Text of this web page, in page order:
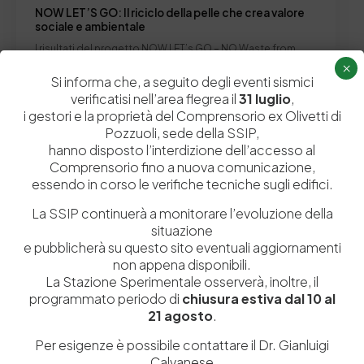
NOW LET’S GO: Il riciclo della pelle che crea valore
sociale e ambientale
I risultati del progetto NOW LET’s GO – NO Waste from
Admin_dev2 0 0
In Evidenza News notizia per Laboratori e servizi
Si informa che, a seguito degli eventi sismici
verificatisi nell’area flegrea il31 luglio,
i gestori e la proprietà del Comprensorio ex Olivetti di
Pozzuoli, sede della SSIP,
hanno disposto l’interdizione dell’accesso al
Comprensorio fino a nuova comunicazione,
essendo in corso le verifiche tecniche sugli edifici.
La SSIP continuerà a monitorare l’evoluzione della
situazione
e pubblicherà su questo sito eventuali aggiornamenti
non appena disponibili.
La Stazione Sperimentale osserverà, inoltre, il
programmato periodo di chiusura estiva dal 10 al
21 agosto.
Per esigenze è possibile contattare il Dr. Gianluigi
×